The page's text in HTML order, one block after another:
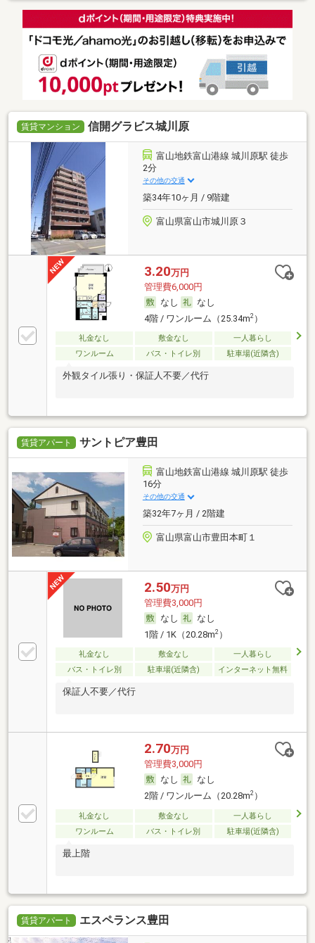
賃貸マンション 信開グラビス城川原
富山地鉄富山港線 城川原駅 徒歩
2分
その他の交通
築34年10ヶ月 / 9階建
富山県富山市城川原３
3.20万円
管理費6,000円
なし
なし
4階 / ワンルーム（25.34m2）
礼金なし 敷金なし
一人暮らし
ワンルーム
バス・トイレ別 駐車場(近隣含)
外観タイル張り・保証人不要／代行
賃貸アパート サントピア豊田
富山地鉄富山港線 城川原駅 徒歩
16分
その他の交通
築32年7ヶ月 / 2階建
富山県富山市豊田本町１
2.50万円
管理費3,000円
なし
なし
1階 / 1K（20.28m2）
礼金なし 敷金なし
一人暮らし
バス・トイレ別
駐車場(近隣含) インターネット無料
保証人不要／代行
2.70万円
管理費3,000円
なし
なし
2階 / ワンルーム（20.28m2）
礼金なし 敷金なし
一人暮らし
ワンルーム
バス・トイレ別 駐車場(近隣含)
最上階
賃貸アパート エスペランス豊田